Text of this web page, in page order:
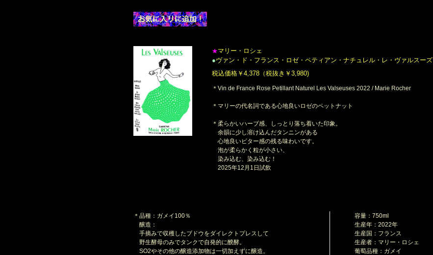
★マリー・ロシェ
●ヴァン・ド・フランス・ロゼ・ペティアン・ナチュレル・レ・ヴァルスーズ
税込価格￥4,378（税抜き￥3,980)
＊Vin de France Rose Petillant Naturel Les Valseuses 2022 / Marie Rocher
＊マリーの代名詞である心地良いロゼのペットナット
＊柔らかいハーブ感、しっとり落ち着いた印象。
余韻に少し溶け込んだタンニンがある
心地良いビター感の残る味わいです。
泡が柔らかく粒が小さい、
染み込む、染み込む！
2025年12月1日試飲
＊品種：ガメイ100％
醸造：
手摘みで収穫したブドウをダイレクトプレスして
野生酵母のみでタンクで自発的に醗酵。
SO2やその他の醸造添加物は一切加えずに醸造。
容量：750ml
生産年：2022年
生産国：フランス
生産者：マリー・ロシェ
葡萄品種：ガメイ